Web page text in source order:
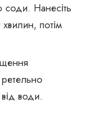
соди. Нанесіть
потім
води.